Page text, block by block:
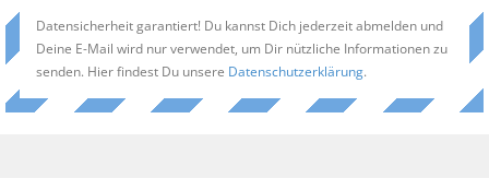
Datensicherheit garantiert! Du kannst Dich jederzeit abmelden und
Deine E-Mail wird nur verwendet, um Dir nützliche Informationen zu
senden. Hier findest Du unsere Datenschutzerklärung.